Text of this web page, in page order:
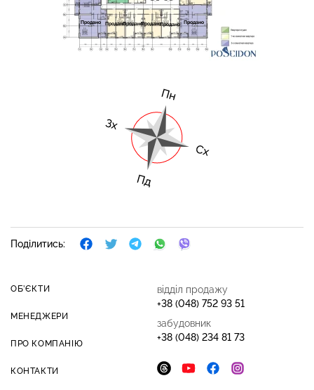
Продано
Продано
Продано
Продано
Продано Продано
Поділитись:
ОБ’ЄКТИ
МЕНЕДЖЕРИ
ПРО КОМПАНІЮ
КОНТАКТИ
відділ продажу
+38 (048) 752 93 51
забудовник
+38 (048) 234 81 73